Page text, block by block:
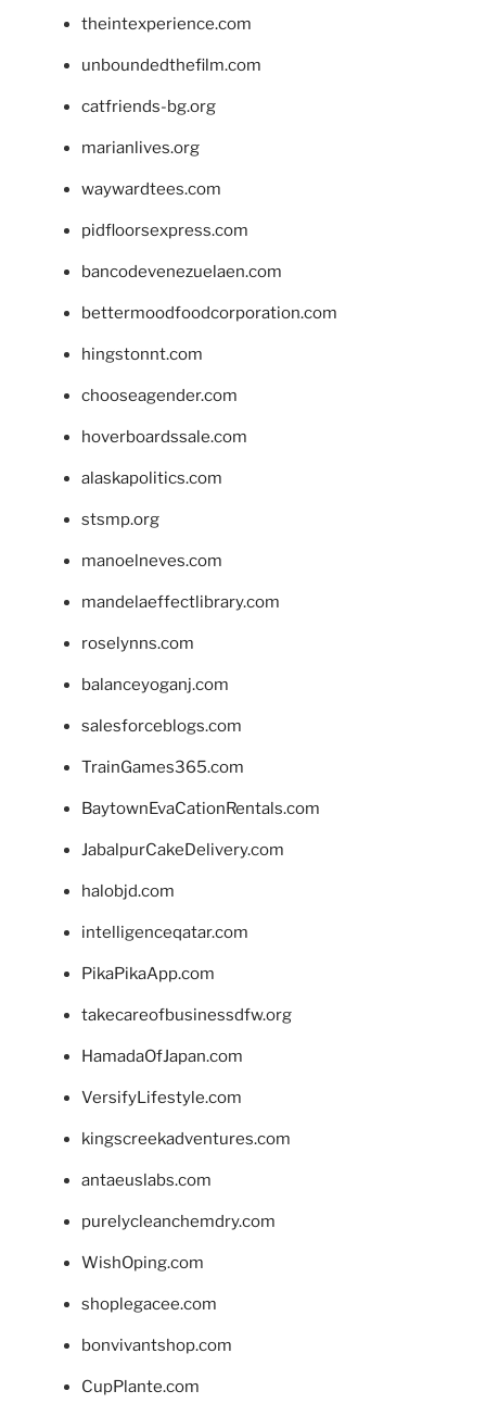
theintexperience.com
unboundedthefilm.com
catfriends-bg.org
marianlives.org
waywardtees.com
pidfloorsexpress.com
bancodevenezuelaen.com
bettermoodfoodcorporation.com
hingstonnt.com
chooseagender.com
hoverboardssale.com
alaskapolitics.com
stsmp.org
manoelneves.com
mandelaeffectlibrary.com
roselynns.com
balanceyoganj.com
salesforceblogs.com
TrainGames365.com
BaytownEvaCationRentals.com
JabalpurCakeDelivery.com
halobjd.com
intelligenceqatar.com
PikaPikaApp.com
takecareofbusinessdfw.org
HamadaOfJapan.com
VersifyLifestyle.com
kingscreekadventures.com
antaeuslabs.com
purelycleanchemdry.com
WishOping.com
shoplegacee.com
bonvivantshop.com
CupPlante.com